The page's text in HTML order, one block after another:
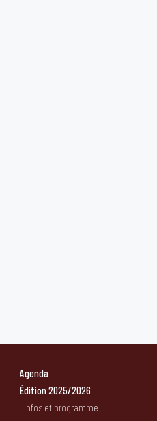
Agenda
Édition 2025/2026
Infos et programme